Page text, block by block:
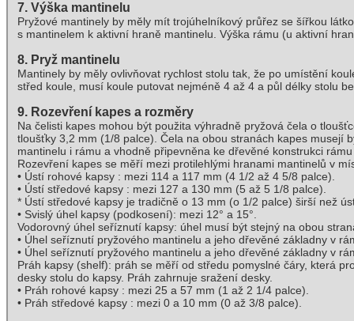
7. Výška mantinelu
Pryžové mantinely by měly mít trojúhelníkový průřez se šířkou
s mantinelem k aktivní hraně mantinelu. Výška rámu (u aktivní
8. Pryž mantinelu
Mantinely by měly ovlivňovat rychlost stolu tak, že po umístění
střed koule, musí koule putovat nejméně 4 až 4 a půl délky stolu
9. Rozevření kapes a rozměry
Na čelisti kapes mohou být použita výhradně pryžová čela o
tloušťky 3,2 mm (1/8 palce). Čela na obou stranách kapes musejí
mantinelu i rámu a vhodně připevněna ke dřevěné konstrukci
Rozevření kapes se měří mezi protilehlými hranami mantinelů v
• Ústí rohové kapsy : mezi 114 a 117 mm (4 1/2 až 4 5/8 palce).
• Ústí středové kapsy : mezi 127 a 130 mm (5 až 5 1/8 palce).
* Ústí středové kapsy je tradičně o 13 mm (o 1/2 palce) širší než
• Svislý úhel kapsy (podkosení): mezi 12° a 15°.
Vodorovný úhel seříznutí kapsy: úhel musí být stejný na obou
• Úhel seříznutí pryžového mantinelu a jeho dřevěné základny v
• Úhel seříznutí pryžového mantinelu a jeho dřevěné základny v
Práh kapsy (shelf): práh se měří od středu pomyslné čáry, která
desky stolu do kapsy. Práh zahrnuje sražení desky.
• Práh rohové kapsy : mezi 25 a 57 mm (1 až 2 1/4 palce).
• Práh středové kapsy : mezi 0 a 10 mm (0 až 3/8 palce).